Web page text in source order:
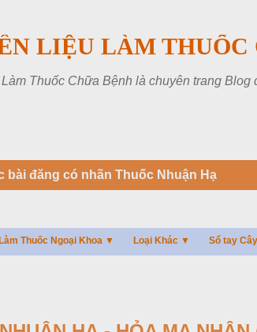
LIỆU LÀM THUỐC
Thuốc Chữa Bệnh là chuyên trang
bài đăng có nhãn Thuốc Nhuận Hạ
Làm Thuốc Ngoại Khoa ▼ Loại Khác ▼ Sổ tay